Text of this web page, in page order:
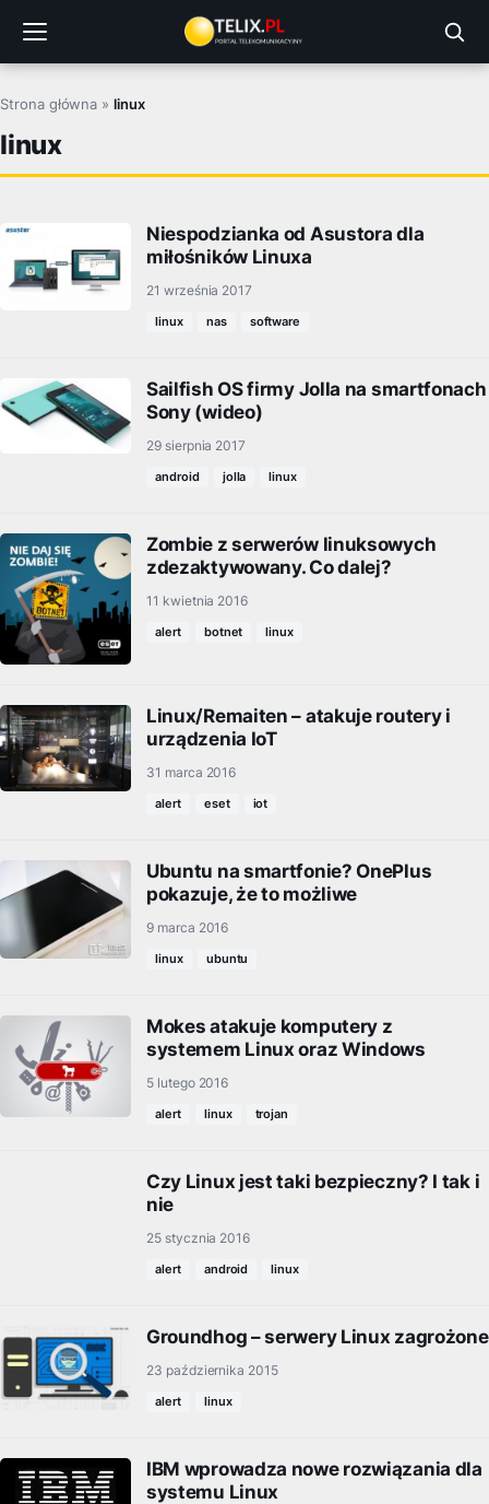
treści
Strona główna »linux
linux
Niespodzianka od Asustora dla
miłośników Linuxa
21 września 2017
linux nas software
Sailfish OS firmy Jolla na smartfonach
Sony (wideo)
29 sierpnia 2017
android jolla linux
Zombie z serwerów linuksowych
zdezaktywowany. Co dalej?
11 kwietnia 2016
alert botnet linux
Linux/Remaiten – atakuje routery i
urządzenia IoT
31 marca 2016
alert eset iot
Ubuntu na smartfonie? OnePlus
pokazuje, że to możliwe
9 marca 2016
linux ubuntu
Mokes atakuje komputery z
systemem Linux oraz Windows
5 lutego 2016
alert linux trojan
Czy Linux jest taki bezpieczny? I tak i
nie
25 stycznia 2016
alert android linux
Groundhog – serwery Linux zagrożone
23 października 2015
alert linux
IBM wprowadza nowe rozwiązania dla
systemu Linux